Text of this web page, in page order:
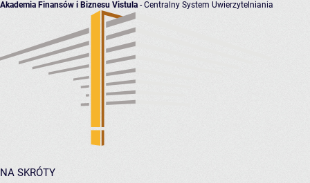
Akademia Finansów i Biznesu Vistula - Centralny System Uwierzytelniania
NA SKRÓTY